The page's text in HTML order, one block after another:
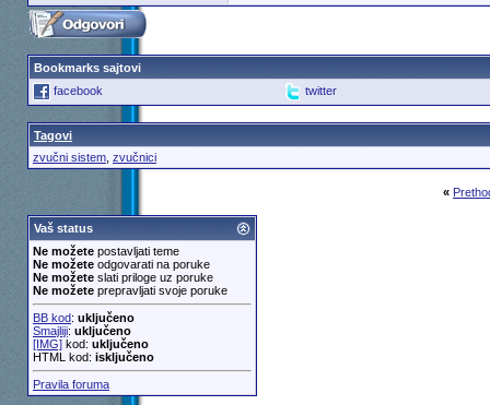
Bookmarks sajtovi
facebook
twitter
Tagovi
zvučni sistem, zvučnici
«
Vaš status
Ne možetepostavljati teme
Ne možeteodgovarati na poruke
Ne možeteslati priloge uz poruke
Ne možeteprepravljati svoje poruke
BB kod: uključeno
Smajliji: uključeno
[IMG]kod: uključeno
HTML kod: isključeno
Pravila foruma